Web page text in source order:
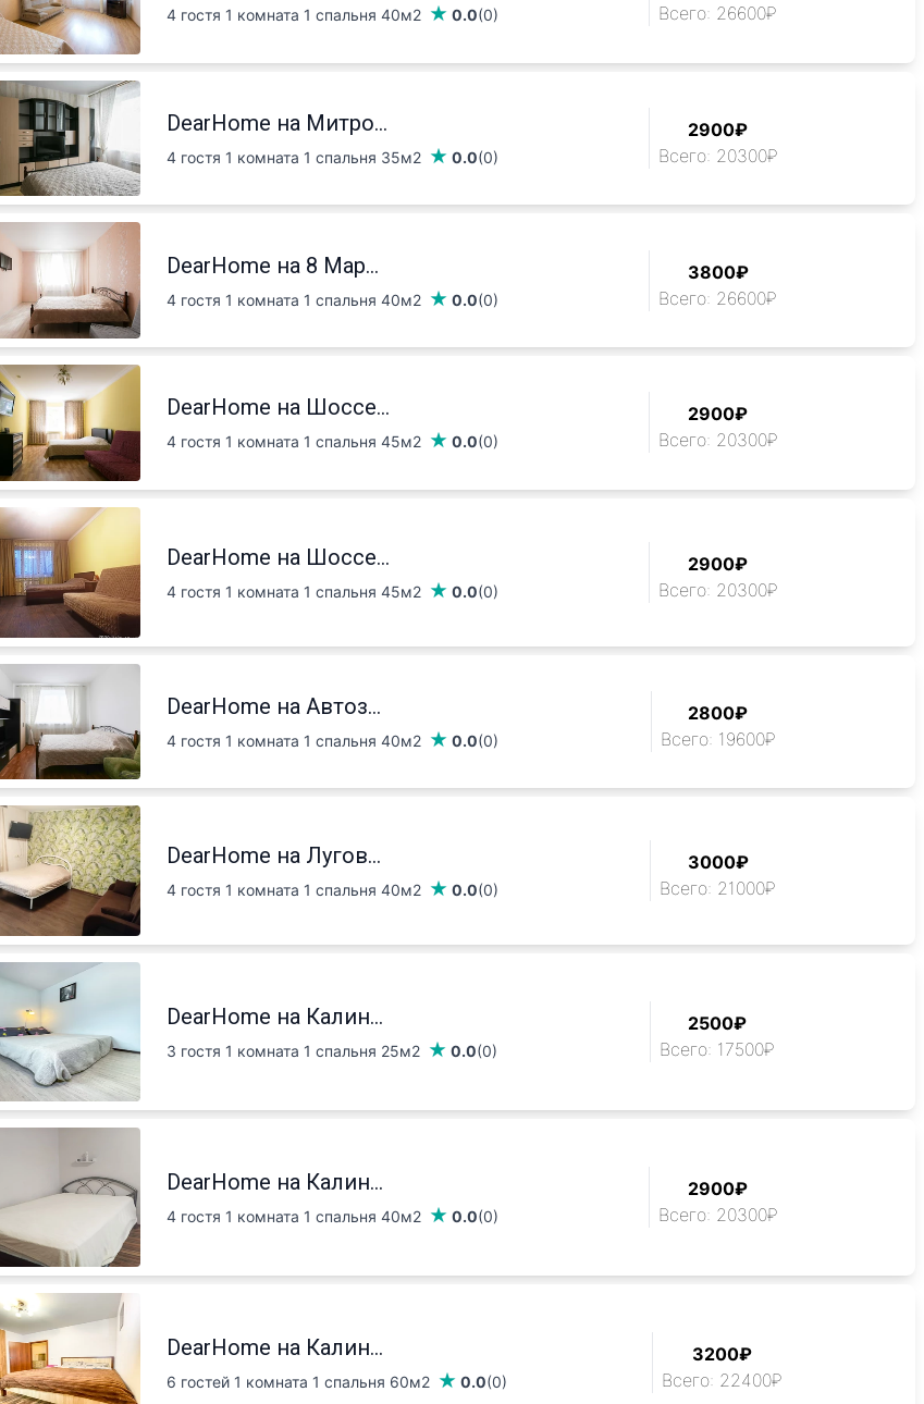
4 гостя 1 комната 1 спальня 40м2 0.0(0)
Всего: 26600₽
DearHome на Митро...
4 гостя 1 комната 1 спальня 35м2 0.0(0)
2900₽
Всего: 20300₽
DearHome на 8 Мар...
4 гостя 1 комната 1 спальня 40м2 0.0(0)
3800₽
Всего: 26600₽
DearHome на Шоссе...
4 гостя 1 комната 1 спальня 45м2 0.0(0)
2900₽
Всего: 20300₽
DearHome на Шоссе...
4 гостя 1 комната 1 спальня 45м2 0.0(0)
2900₽
Всего: 20300₽
DearHome на Автоз...
4 гостя 1 комната 1 спальня 40м2 0.0(0)
2800₽
Всего: 19600₽
DearHome на Лугов...
4 гостя 1 комната 1 спальня 40м2 0.0(0)
3000₽
Всего: 21000₽
DearHome на Калин...
3 гостя 1 комната 1 спальня 25м2 0.0(0)
2500₽
Всего: 17500₽
DearHome на Калин...
4 гостя 1 комната 1 спальня 40м2 0.0(0)
2900₽
Всего: 20300₽
DearHome на Калин...
6 гостей 1 комната 1 спальня 60м2 0.0(0)
3200₽
Всего: 22400₽